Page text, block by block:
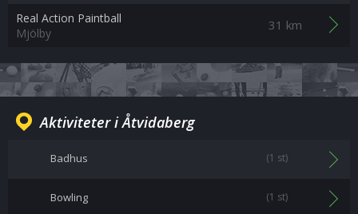
Real Action Paintball
Mjölby
31 km
Aktiviteter i Åtvidaberg
Badhus (1 st)
Bowling (1 st)